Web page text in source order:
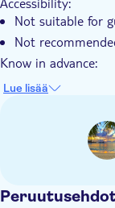
Lunch
Not suitable for
Not
Know in advance:
Please confirm
operator. You
Land transfer
make own
from La Digue is
Lue lisää